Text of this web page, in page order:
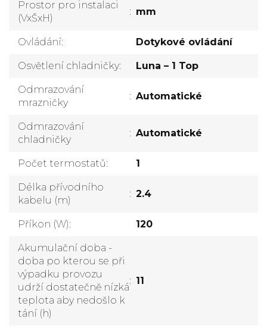
Prostor pro instalaci
(VxŠxH)
: mm
Ovládání: Dotykové ovládání
Osvětlení chladničky: Luna – 1 Top
Odmrazování
mrazničky
: Automatické
Odmrazování
chladničky
: Automatické
Počet termostatů: 1
Délka přívodního
kabelu (m)
: 2.4
Příkon (W): 120
Akumulační doba -
doba po kterou se při
výpadku provozu
udrží dostatečně nízká
teplota aby nedošlo k
tání (h)
: 11